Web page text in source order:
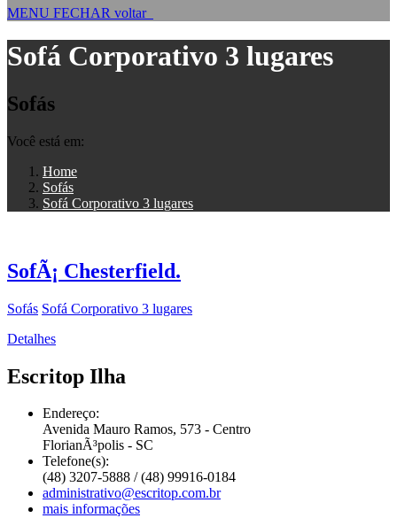
MENU FECHAR voltar
Sofá Corporativo 3 lugares
Sofás
Você está em:
Home
Sofás
Sofá Corporativo 3 lugares
SofÃ¡ Chesterfield.
Sofás Sofá Corporativo 3 lugares
Detalhes
Escritop Ilha
Endereço:
Avenida Mauro Ramos, 573 - Centro
FlorianÃ³polis - SC
Telefone(s):
(48) 3207-5888 / (48) 99916-0184
administrativo@escritop.com.br
mais informações